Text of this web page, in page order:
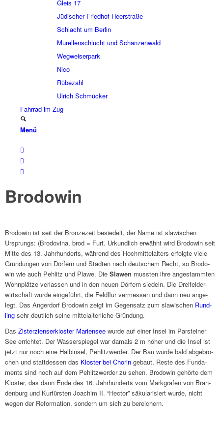
Gleis 17
Jüdi­scher Fried­hof Heer­straße
Schlacht um Berlin
Murel­len­schlucht und Schan­zen­wald
Wegwei­ser­park
Nico
Rübe­zahl
Ulrich Schmücker
Fahr­rad im Zug
Menü
Brodo­win
Brodo­win ist seit der Bron­ze­zeit besie­delt, der Name ist slawi­schen
Ursprungs: (Brodo­vina, brod = Furt. Urkund­lich erwähnt wird Brodo­win seit
Mitte des 13. Jahr­hun­derts, während des Hoch­mit­tel­al­ters erfolgte viele
Grün­dun­gen von Dörfern und Städ­ten nach deut­schem Recht, so Brodo­
win wie auch Pehlitz und Plawe. Die Slawen muss­ten ihre ange­stamm­ten
Wohn­plätze verlas­sen und in den neuen Dörfern siedeln. Die Drei­fel­der­
wirt­schaft wurde einge­führt, die Feld­flur vermes­sen und dann neu ange­
legt. Das Anger­dorf Brodo­win zeigt im Gegen­satz zum slawi­schen Rund­
ling sehr deut­lich seine mittel­al­ter­li­che Grün­dung.
Das Zister­zi­en­ser­klo­ster Mari­en­see wurde auf einer Insel im Parstei­ner
See errich­tet. Der Wasser­spie­gel war damals 2 m höher und die Insel ist
jetzt nur noch eine Halb­in­sel, Pehlitz­wer­der. Der Bau wurde bald abge­bro­
chen und statt­des­sen das Kloster bei Chorin gebaut, Reste des Funda­
ments sind noch auf dem Pehlitz­wer­der zu sehen. Brodo­win gehörte dem
Kloster, das dann Ende des 16. Jahr­hun­derts vom Mark­gra­fen von Bran­
den­burg und Kurfür­sten Joachim II. “Hector” säku­la­ri­siert wurde, nicht
wegen der Refor­ma­tion, sondern um sich zu berei­chern.